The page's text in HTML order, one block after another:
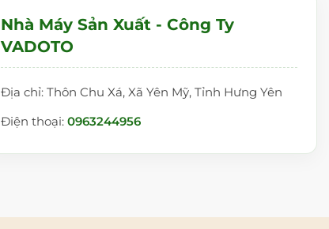
Nhà Máy Sản Xuất - Công Ty
VADOTO
Địa chỉ: Thôn Chu Xá, Xã Yên Mỹ, Tỉnh Hưng Yên
Điện thoại:0963244956